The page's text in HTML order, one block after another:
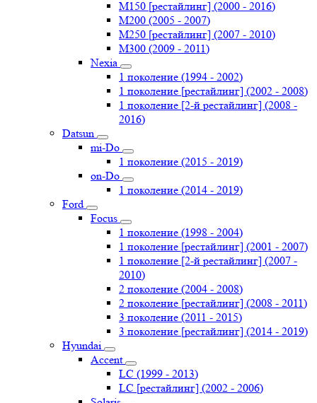
M150 [рестайлинг] (2000 - 2016)
M200 (2005 - 2007)
M250 [рестайлинг] (2007 - 2010)
M300 (2009 - 2011)
Nexia
1 поколение (1994 - 2002)
1 поколение [рестайлинг] (2002 - 2008)
1 поколение [2-й рестайлинг] (2008 -
2016)
Datsun
mi-Do
1 поколение (2015 - 2019)
on-Do
1 поколение (2014 - 2019)
Ford
Focus
1 поколение (1998 - 2004)
1 поколение [рестайлинг] (2001 - 2007)
1 поколение [2-й рестайлинг] (2007 -
2010)
2 поколение (2004 - 2008)
2 поколение [рестайлинг] (2008 - 2011)
3 поколение (2011 - 2015)
3 поколение [рестайлинг] (2014 - 2019)
Hyundai
Accent
LC (1999 - 2013)
LC [рестайлинг] (2002 - 2006)